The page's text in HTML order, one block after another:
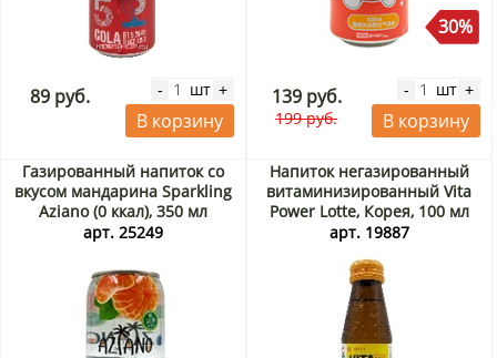
89 руб. - шт +
В корзину
30%
139 руб.
199 руб.
- шт +
В корзину
Газированный напиток со
вкусом мандарина Sparkling
Aziano (0 ккал), 350 мл
арт. 25249
Напиток негазированный
витаминизированный Vita
Power Lotte, Корея, 100 мл
арт. 19887